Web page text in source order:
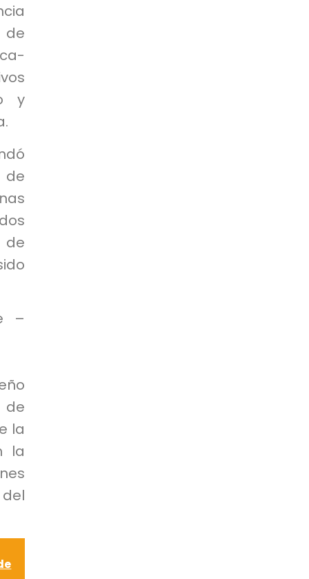
y
–
de
la
la